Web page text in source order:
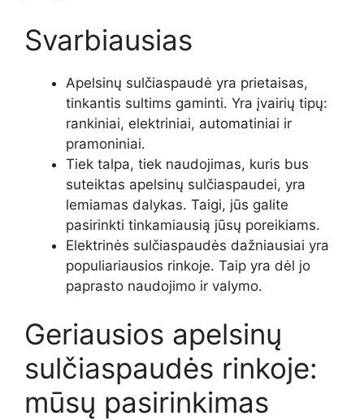
Svarbiausias
Apelsinų sulčiaspaudė yra prietaisas,
tinkantis sultims gaminti. Yra įvairių tipų:
rankiniai, elektriniai, automatiniai ir
pramoniniai.
Tiek talpa, tiek naudojimas, kuris bus
suteiktas apelsinų sulčiaspaudei, yra
lemiamas dalykas. Taigi, jūs galite
pasirinkti tinkamiausią jūsų poreikiams.
Elektrinės sulčiaspaudės dažniausiai yra
populiariausios rinkoje. Taip yra dėl jo
paprasto naudojimo ir valymo.
Geriausios apelsinų
sulčiaspaudės rinkoje:
mūsų pasirinkimas